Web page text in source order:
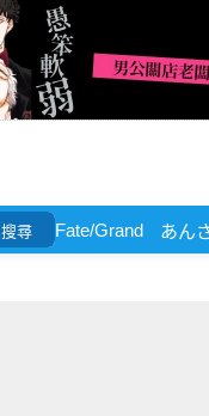
搜尋 Fate/Grand あん